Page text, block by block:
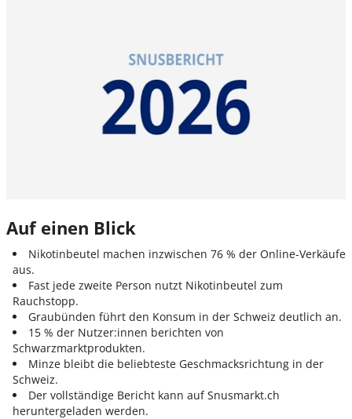
Auf einen Blick
Nikotinbeutel machen inzwischen 76 % der Online-Verkäufe
aus.
Fast jede zweite Person nutzt Nikotinbeutel zum
Rauchstopp.
Graubünden führt den Konsum in der Schweiz deutlich an.
15 % der Nutzer:innen berichten von
Schwarzmarktprodukten.
Minze bleibt die beliebteste Geschmacksrichtung in der
Schweiz.
Der vollständige Bericht kann auf Snusmarkt.ch
heruntergeladen werden.